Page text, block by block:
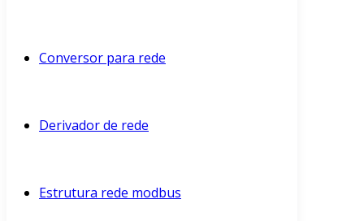
Conversor para rede
Derivador de rede
Estrutura rede modbus